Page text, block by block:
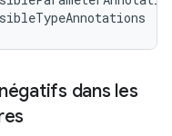
dans les